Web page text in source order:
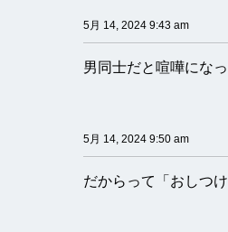
5月 14, 2024 9:43 am
男同士だと喧嘩にな
5月 14, 2024 9:50 am
だからって「おしつ